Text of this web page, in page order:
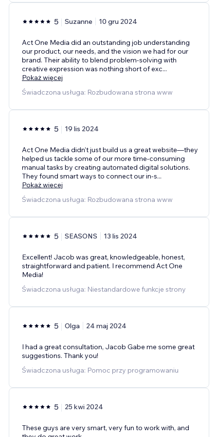
5 Suzanne 10 gru 2024
Act One Media did an outstanding job understanding
our product, our needs, and the vision we had for our
brand. Their ability to blend problem-solving with
creative expression was nothing short of exc...
Pokaż więcej
Świadczona usługa: Rozbudowana strona www
5 19 lis 2024
Act One Media didn’t just build us a great website—they
helped us tackle some of our more time-consuming
manual tasks by creating automated digital solutions.
They found smart ways to connect our in-s...
Pokaż więcej
Świadczona usługa: Rozbudowana strona www
5 SEASONS 13 lis 2024
Excellent! Jacob was great, knowledgeable, honest,
straightforward and patient. I recommend Act One
Media!
Świadczona usługa: Niestandardowe funkcje strony
5 Olga 24 maj 2024
I had a great consultation, Jacob Gabe me some great
suggestions. Thank you!
Świadczona usługa: Pomoc przy programowaniu
5 25 kwi 2024
These guys are very smart, very fun to work with, and